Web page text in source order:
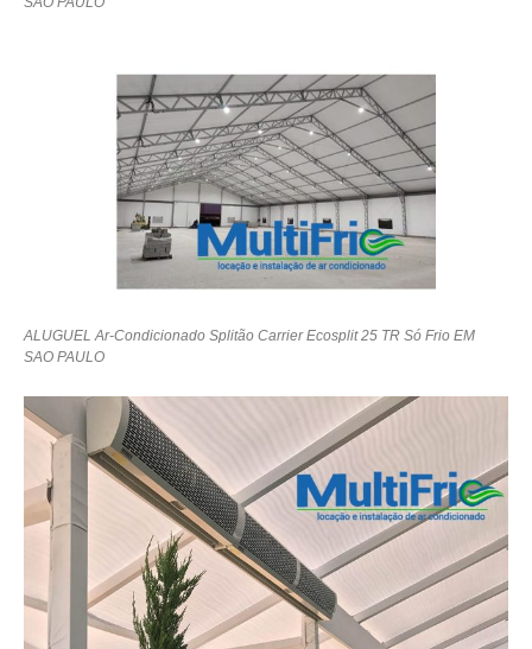
ALUGUEL Ar-Condicionado Splitão Carrier Ecosplit 25 TR Só Frio EM
SAO PAULO